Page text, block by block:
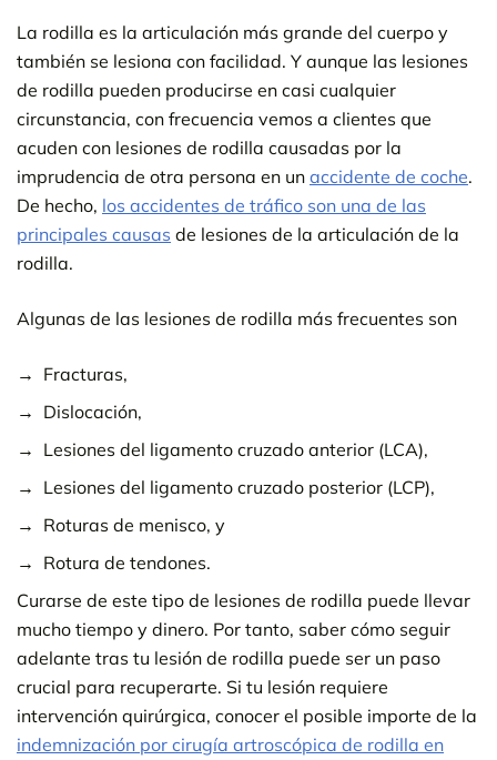
La rodilla es la articulación más grande del cuerpo y
también se lesiona con facilidad. Y aunque las lesiones
de rodilla pueden producirse en casi cualquier
circunstancia, con frecuencia vemos a clientes que
acuden con lesiones de rodilla causadas por la
imprudencia de otra persona en un accidente de coche.
De hecho, los accidentes de tráfico son una de las
principales causas de lesiones de la articulación de la
rodilla.
Algunas de las lesiones de rodilla más frecuentes son
Fracturas,
Dislocación,
Lesiones del ligamento cruzado anterior (LCA),
Lesiones del ligamento cruzado posterior (LCP),
Roturas de menisco, y
Rotura de tendones.
Curarse de este tipo de lesiones de rodilla puede llevar
mucho tiempo y dinero. Por tanto, saber cómo seguir
adelante tras tu lesión de rodilla puede ser un paso
crucial para recuperarte. Si tu lesión requiere
intervención quirúrgica, conocer el posible importe de la
indemnización por cirugía artroscópica de rodilla en